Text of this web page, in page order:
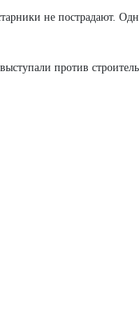
не пострадают.
против